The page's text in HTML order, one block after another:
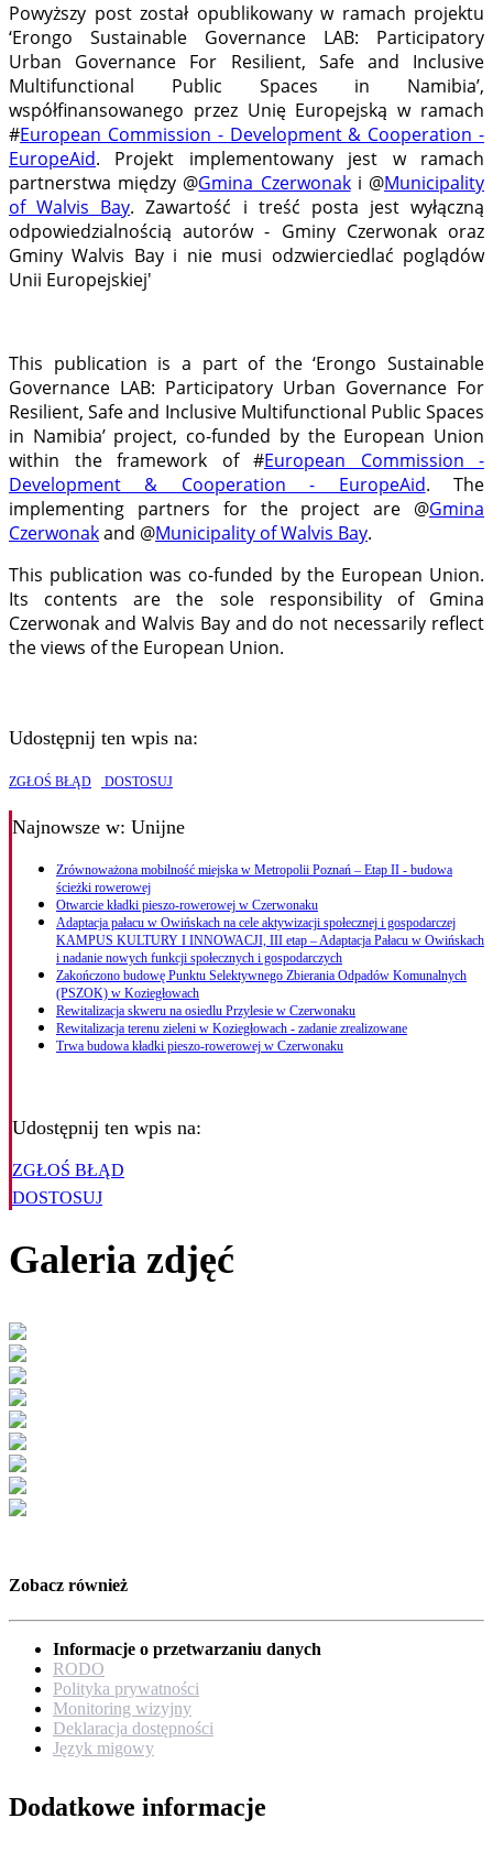
Powyższy post został opublikowany w ramach projektu
‘Erongo Sustainable Governance LAB: Participatory
Urban Governance For Resilient, Safe and Inclusive
Multifunctional Public Spaces in Namibia’,
współfinansowanego przez Unię Europejską w ramach
#European Commission - Development & Cooperation -
EuropeAid. Projekt implementowany jest w ramach
partnerstwa między @Gmina Czerwonaki @Municipality
of Walvis Bay. Zawartość i treść posta jest wyłączną
odpowiedzialnością autorów - Gminy Czerwonak oraz
Gminy Walvis Bay i nie musi odzwierciedlać poglądów
Unii Europejskiej'
This publication is a part of the ‘Erongo Sustainable
Governance LAB: Participatory Urban Governance For
Resilient, Safe and Inclusive Multifunctional Public Spaces
in Namibia’ project, co-funded by the European Union
within the framework of #European Commission -
Development & Cooperation - EuropeAid. The
implementing partners for the project are @Gmina
Czerwonakand @Municipality of Walvis Bay.
This publication was co-funded by the European Union.
Its contents are the sole responsibility of Gmina
Czerwonak and Walvis Bay and do not necessarily reflect
the views of the European Union.
Udostępnij ten wpis na:
ZGŁOŚ BŁĄD DOSTOSUJ
Najnowsze w: Unijne
Zrównoważona mobilność miejska w Metropolii Poznań – Etap II - budowa
ścieżki rowerowej
Otwarcie kładki pieszo-rowerowej w Czerwonaku
Adaptacja pałacu w Owińskach na cele aktywizacji społecznej i gospodarczej
KAMPUS KULTURY I INNOWACJI, III etap – Adaptacja Pałacu w Owińskach
i nadanie nowych funkcji społecznych i gospodarczych
Zakończono budowę Punktu Selektywnego Zbierania Odpadów Komunalnych
(PSZOK) w Koziegłowach
Rewitalizacja skweru na osiedlu Przylesie w Czerwonaku
Rewitalizacja terenu zieleni w Koziegłowach - zadanie zrealizowane
Trwa budowa kładki pieszo-rowerowej w Czerwonaku
Udostępnij ten wpis na:
ZGŁOŚ BŁĄD
DOSTOSUJ
Galeria zdjęć
Zobacz również
Informacje o przetwarzaniu danych
RODO
Polityka prywatności
Monitoring wizyjny
Deklaracja dostępności
Język migowy
Dodatkowe informacje